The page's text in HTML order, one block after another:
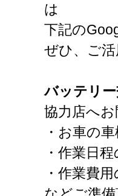
は
下記の
ぜひ、ご
バッテリ
協力店へ
・お車の
・作業日
・作業費